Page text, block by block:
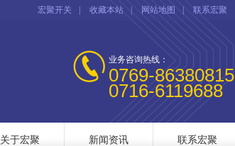
宏聚开关 收藏本站 网站地图 联系宏聚
业务咨询热线：
0769-86380815
0716-6119688
关于宏聚 新闻资讯 联系宏聚